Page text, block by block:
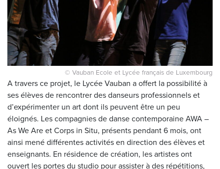
© Vauban Ecole et Lycée français de Luxembourg
A travers ce projet, le Lycée Vauban a offert la possibilité à
ses élèves de rencontrer des danseurs professionnels et
d’expérimenter un art dont ils peuvent être un peu
éloignés. Les compagnies de danse contemporaine AWA –
As We Are et Corps in Situ, présents pendant 6 mois, ont
ainsi mené différentes activités en direction des élèves et
enseignants. En résidence de création, les artistes ont
ouvert les portes du studio pour assister à des répétitions,